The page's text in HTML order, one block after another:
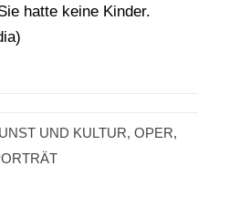
hatte keine Kinder.
UND KULTUR,OPER,